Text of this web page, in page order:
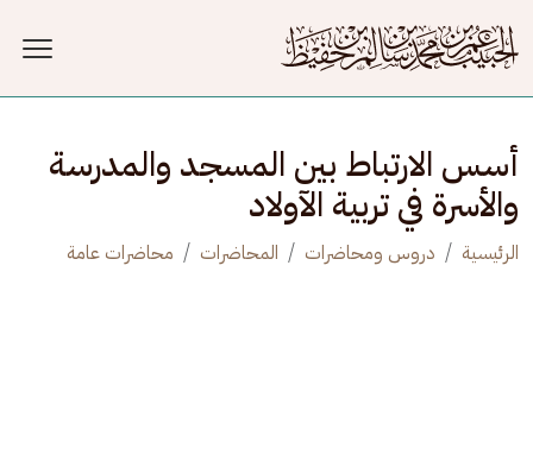
أسس الارتباط بين المسجد والمدرسة
والأسرة في تربية الآولاد
الرئيسية دروس ومحاضرات المحاضرات محاضرات عامة